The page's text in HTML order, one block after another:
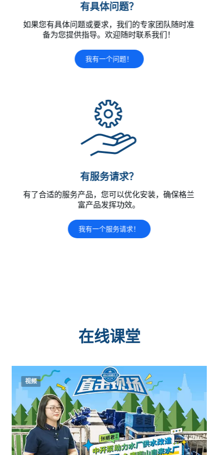
有具体问题？
如果您有具体问题或要求，我们的专家团队随时准
备为您提供指导。欢迎随时联系我们！
我有一个问题！
有服务请求？
有了合适的服务产品，您可以优化安装，确保格兰
富产品发挥功效。
我有一个服务请求！
在线课堂
视频